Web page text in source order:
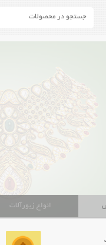
انواع زیورآلات